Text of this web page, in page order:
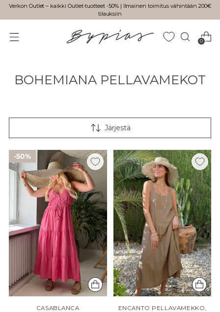
Verkon Outlet – kaikki Outlet-tuotteet -50% | Ilmainen toimitus vähintään 200€
tilauksiin
0
BOHEMIANA PELLAVAMEKOT
Järjestä
50%
CASABLANCA
ENCANTO PELLAVAMEKKO,